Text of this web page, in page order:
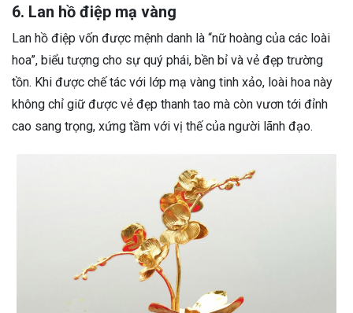
6. Lan hồ điệp mạ vàng
Lan hồ điệp vốn được mệnh danh là “nữ hoàng của các loài
hoa”, biểu tượng cho sự quý phái, bền bỉ và vẻ đẹp trường
tồn. Khi được chế tác với lớp mạ vàng tinh xảo, loài hoa này
không chỉ giữ được vẻ đẹp thanh tao mà còn vươn tới đỉnh
cao sang trọng, xứng tầm với vị thế của người lãnh đạo.